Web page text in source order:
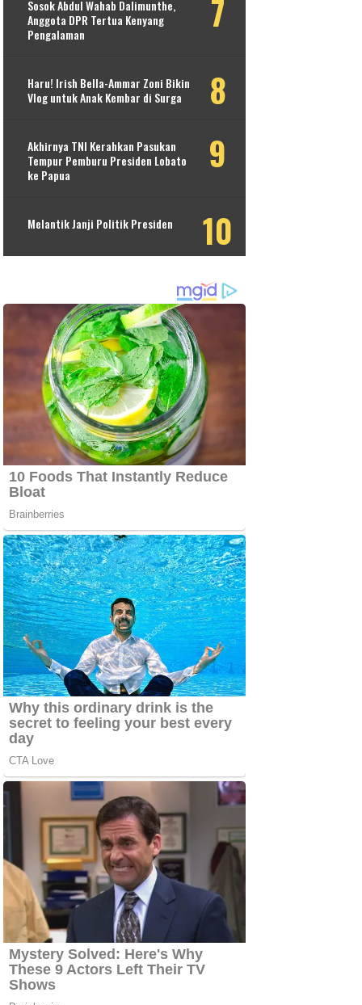
Sosok Abdul Wahab Dalimunthe,
Anggota DPR Tertua Kenyang
Pengalaman
Haru! Irish Bella-Ammar Zoni Bikin
Vlog untuk Anak Kembar di Surga
Akhirnya TNI Kerahkan Pasukan
Tempur Pemburu Presiden Lobato
ke Papua
Melantik Janji Politik Presiden